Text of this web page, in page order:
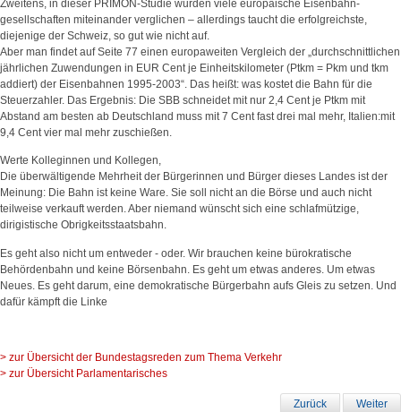
Zweitens, in dieser PRIMON-Studie wurden viele europäische Eisenbahn-
gesellschaften miteinander verglichen – allerdings taucht die erfolgreichste,
diejenige der Schweiz, so gut wie nicht auf.
Aber man findet auf Seite 77 einen europaweiten Vergleich der „durchschnittlichen
jährlichen Zuwendungen in EUR Cent je Einheitskilometer (Ptkm = Pkm und tkm
addiert) der Eisenbahnen 1995-2003“. Das heißt: was kostet die Bahn für die
Steuerzahler. Das Ergebnis: Die SBB schneidet mit nur 2,4 Cent je Ptkm mit
Abstand am besten ab Deutschland muss mit 7 Cent fast drei mal mehr, Italien:mit
9,4 Cent vier mal mehr zuschießen.
Werte Kolleginnen und Kollegen,
Die überwältigende Mehrheit der Bürgerinnen und Bürger dieses Landes ist der
Meinung: Die Bahn ist keine Ware. Sie soll nicht an die Börse und auch nicht
teilweise verkauft werden. Aber niemand wünscht sich eine schlafmützige,
dirigistische Obrigkeitsstaatsbahn.
Es geht also nicht um entweder - oder. Wir brauchen keine bürokratische
Behördenbahn und keine Börsenbahn. Es geht um etwas anderes. Um etwas
Neues. Es geht darum, eine demokratische Bürgerbahn aufs Gleis zu setzen. Und
dafür kämpft die Linke
> zur Übersicht der Bundestagsreden zum Thema Verkehr
> zur Übersicht Parlamentarisches
Zurück Weiter